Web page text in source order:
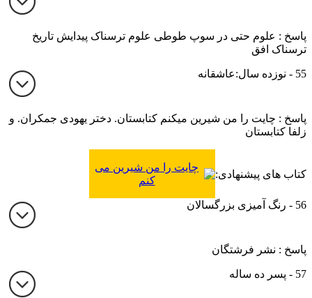
پاسخ : علوم حتی در سوپ طوطی علوم ترسناک پیدایش تاریخ
ترسناک افق
55 - نوزده سال:عاشقانه
پاسخ : چایت را من شیرین میکنم کتابستان. دختر یهودی جمکران. و
زلفا کتابستان
کتاب های پیشنهادی:
چایت را من شیرین می
کنم
56 - رنگ آمیزی بزرگسالان
پاسخ : نشر فرشتگان
57 - پسر ده ساله